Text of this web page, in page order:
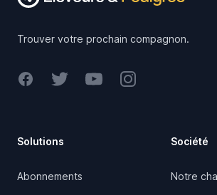
Trouver votre prochain compagnon.
FacebookTwitterYoutubeInstagram
Solutions
Abonnements
Société
Notre